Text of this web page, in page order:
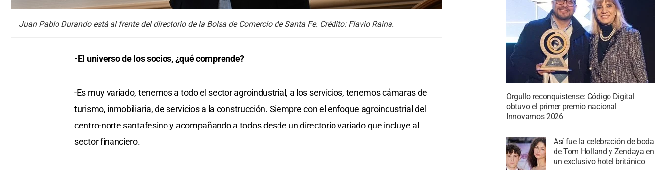
Juan Pablo Durando está al frente del directorio de la Bolsa de Comercio de Santa Fe. Crédito: Flavio Raina.
-El universo de los socios, ¿qué comprende?
-Es muy variado, tenemos a todo el sector agroindustrial, a los servicios, tenemos cámaras de
turismo, inmobiliaria, de servicios a la construcción. Siempre con el enfoque agroindustrial del
centro-norte santafesino y acompañando a todos desde un directorio variado que incluye al
sector financiero.
Orgullo reconquistense: Código Digital
obtuvo el primer premio nacional
Innovamos 2026
Así fue la celebración de boda
de Tom Holland y Zendaya en
un exclusivo hotel británico